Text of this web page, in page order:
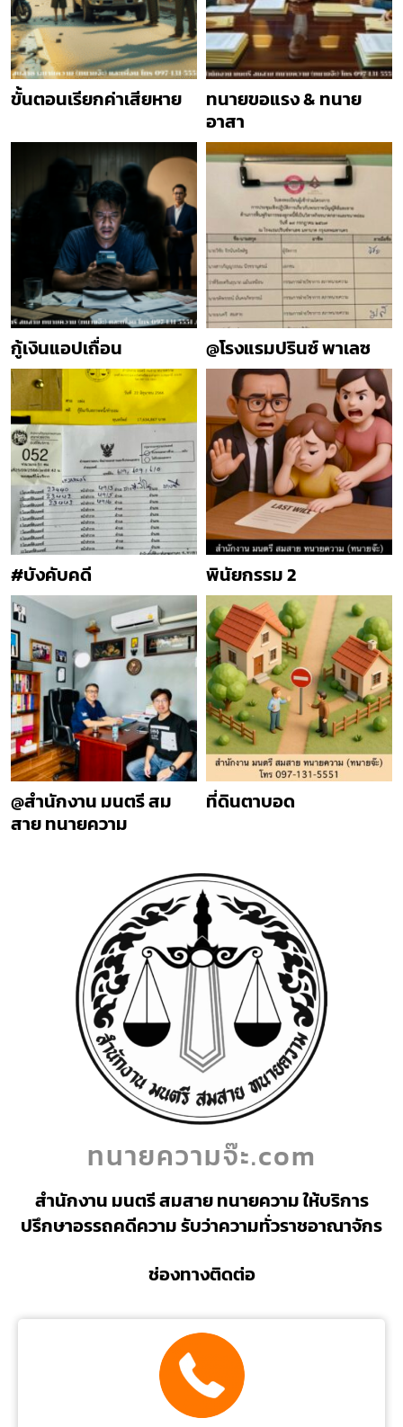
ขั้นตอนเรียกค่าเสียหาย
ทนายขอแรง & ทนาย
อาสา
กู้เงินแอปเถื่อน @โรงแรมปรินซ์ พาเลซ
#บังคับคดี พินัยกรรม 2
@สำนักงาน มนตรี สม
สาย ทนายความ
ที่ดินตาบอด
ทนายความจ๊ะ.com
สำนักงาน มนตรี สมสาย ทนายความ ให้บริการ
ปรึกษาอรรถคดีความ รับว่าความทั่วราชอาณาจักร
ช่องทางติดต่อ